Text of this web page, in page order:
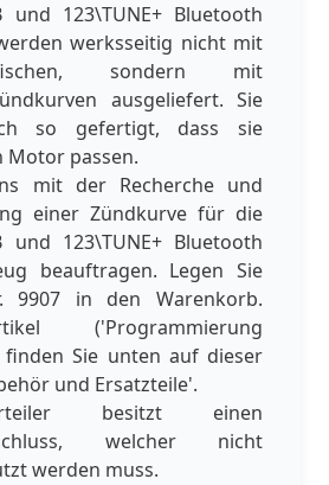
und 123\TUNE+ Bluetooth
werksseitig nicht mit
sondern mit
ausgeliefert. Sie
so gefertigt, dass sie
Motor passen.
mit der Recherche und
einer Zündkurve für die
und 123\TUNE+ Bluetooth
beauftragen. Legen Sie
9907 in den Warenkorb.
('Programmierung
Sie unten auf dieser
und Ersatzteile'.
besitzt einen
welcher nicht
werden muss.